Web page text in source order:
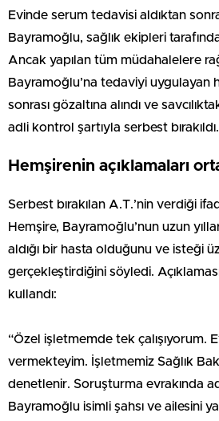
Evinde serum tedavisi aldıktan
Bayramoğlu, sağlık ekipleri
Ancak yapılan tüm müdahalelere
Bayramoğlu’na tedaviyi uygulayan
sonrası gözaltına alındı ve
adli kontrol şartıyla serbest bırakıldı.
Hemşirenin açıklamaları
Serbest bırakılan A.T.’nin verdiği
Hemşire, Bayramoğlu’nun uzun
aldığı bir hasta olduğunu ve isteği
gerçekleştirdiğini söyledi.
kullandı:
“Özel işletmemde tek çalışıyorum.
vermekteyim. İşletmemiz Sağlık
denetlenir. Soruşturma evrakında
Bayramoğlu isimli şahsı ve ailesini